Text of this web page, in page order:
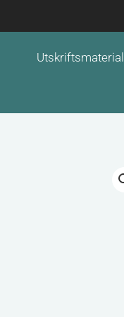
Utskriftsmaterial